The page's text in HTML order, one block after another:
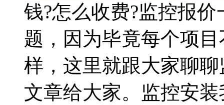
钱?怎么收费?监控报
题，因为毕竟每个项
样，这里就跟大家聊
文章给大家。监控安